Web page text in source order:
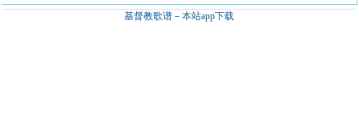
基督教歌谱－本站app下载